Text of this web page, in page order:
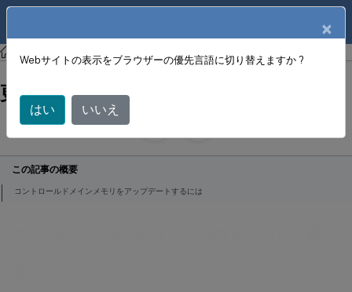
XenCenter XenCenter
コントロールドメインのメモリの変
更
June 18, 2024
X
この記事の概要
コントロールドメインメモリをアップデートするには
×
Webサイトの表示をブラウザーの優先言語に切り替えますか ?
はい いいえ